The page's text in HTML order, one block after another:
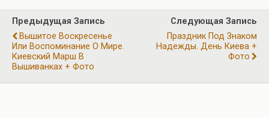
o
o
k
a
m
A
p
p
р
а
в
и
Предыдущая Запись
Вышитое Воскресенье
Или Воспоминание О Мире.
Киевский Марш В
Вышиванках + Фото
Следующая Запись
Праздник Под Знаком
Надежды. День Киева +
Фото